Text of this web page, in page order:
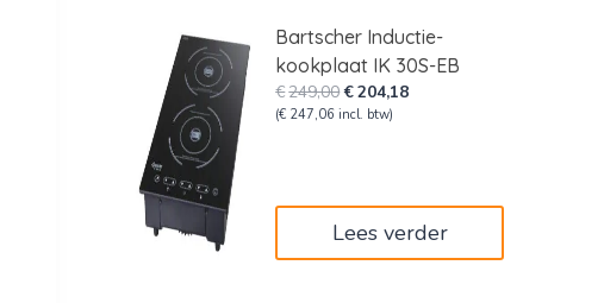
Bartscher Inductie-
kookplaat IK 30S-EB
€249,00Oorspronkelijke
prijs
€204,18Huidige
(€ 247,06 incl. btw)
Lees verder